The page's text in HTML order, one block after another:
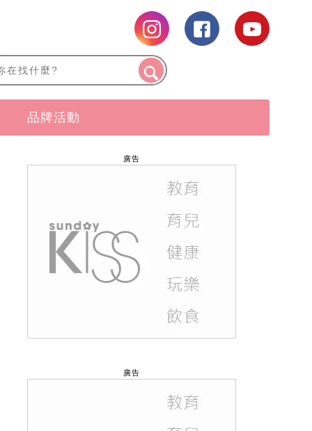
品牌活動
廣告
廣告